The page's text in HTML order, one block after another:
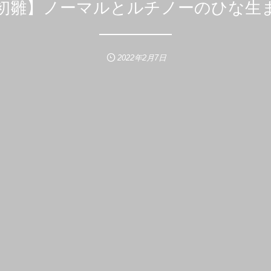
雛】ノーマルとルチノーのひな生
2022年2月7日